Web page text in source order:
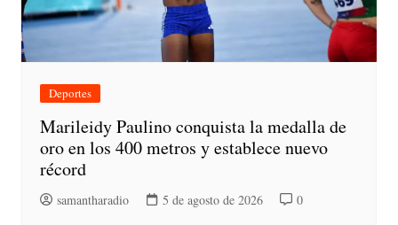
Deportes
Marileidy Paulino conquista la medalla de
oro en los 400 metros y establece nuevo
récord
samantharadio 5 de agosto de 2026 0